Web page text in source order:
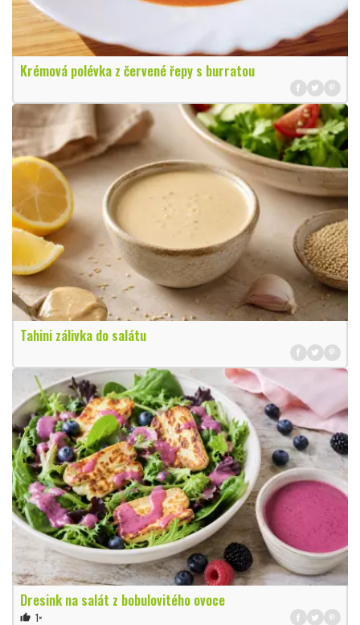
Krémová polévka z červené řepy s burratou
Tahini zálivka do salátu
Dresink na salát z bobulovitého ovoce
thumb_up 1×